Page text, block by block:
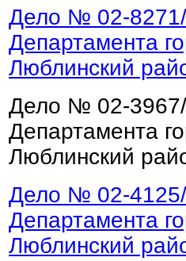
Дело № 02-8271/
Департамента
Люблинский
Дело № 02-
Департамента
Люблинский
Дело № 02-
Департамента
Люблинский